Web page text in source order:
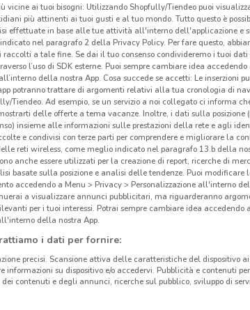
7 km
in
vicine ai tuoi bisogni: Utilizzando Shopfully/Tiendeo puoi
più attinenti ai tuoi gusti e al tuo mondo. Tutto questo è
effettuate in base alle tue attività all'interno dell'applicazione e
nel paragrafo 2 della Privacy Policy. Per fare questo,
a tale fine. Se dai il tuo consenso condivideremo i tuoi dati
l’uso di SDK esterne. Puoi sempre cambiare idea accedendo
della nostra App. Cosa succede se accetti: Le inserzioni
potranno trattare di argomenti relativi alla tua cronologia di
Tiendeo. Ad esempio, se un servizio a noi collegato ci informa
delle offerte a tema vacanze. Inoltre, i dati sulla posizione
insieme alle informazioni sulle prestazioni della rete e agli
e condivisi con terze parti per comprendere e migliorare la
reti wireless, come meglio indicato nel paragrafo 13.b della
anche essere utilizzati per la creazione di report, ricerche di
basate sulla posizione e analisi delle tendenze. Puoi modificare
accedendo a Menu > Privacy > Personalizzazione all'interno
a visualizzare annunci pubblicitari, ma riguarderanno
per i tuoi interessi. Potrai sempre cambiare idea accedendo
della nostra App.
i dati per fornire:
precisi. Scansione attiva delle caratteristiche del dispositivo
informazioni su dispositivo e/o accedervi. Pubblicità e contenuti
contenuti e degli annunci, ricerche sul pubblico, sviluppo di